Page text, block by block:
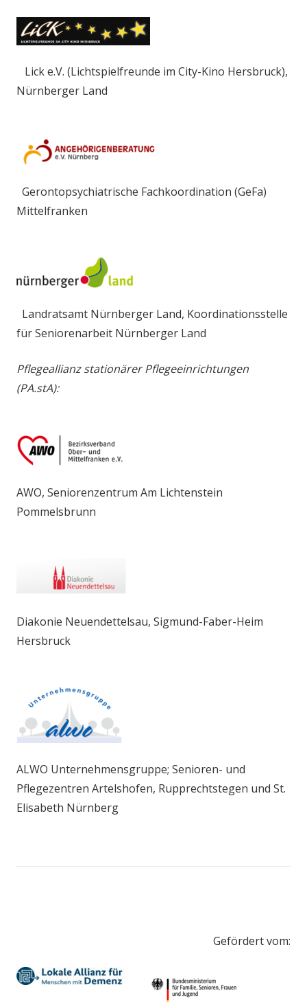
Lick e.V. (Lichtspielfreunde im City-Kino Hersbruck),
Nürnberger Land
Gerontopsychiatrische Fachkoordination (GeFa)
Mittelfranken
Landratsamt Nürnberger Land, Koordinationsstelle
für Seniorenarbeit Nürnberger Land
Pflegeallianz stationärer Pflegeeinrichtungen
(PA.stA):
AWO, Seniorenzentrum Am Lichtenstein
Pommelsbrunn
Diakonie Neuendettelsau, Sigmund-Faber-Heim
Hersbruck
ALWO Unternehmensgruppe; Senioren- und
Pflegezentren Artelshofen, Rupprechtstegen und St.
Elisabeth Nürnberg
Gefördert vom: